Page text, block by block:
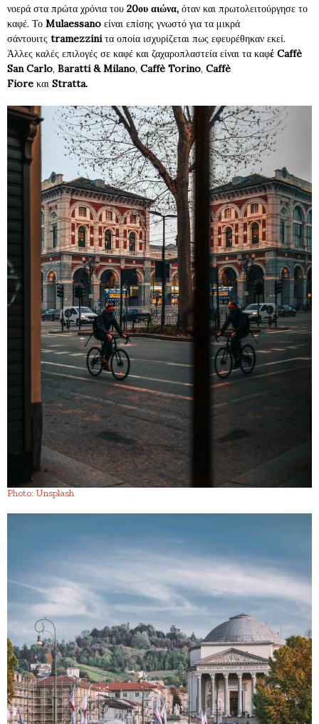
νοερά στα πρώτα χρόνια του 20ου αιώνα, όταν και πρωτολειτούργησε το
καφέ. Το Mulaessano είναι επίσης γνωστό για τα μικρά
σάντουιτς tramezziniτα οποία ισχυρίζεται πως εφευρέθηκαν εκεί.
Άλλες καλές επιλογές σε καφέ και ζαχαροπλαστεία είναι τα καφέ Caffè
San Carlo, Baratti & Milano, Caffè Torino, Caffè
Fiore και Stratta.
Photo: Unsplash